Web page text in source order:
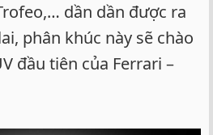
dần dần được ra
phân khúc này sẽ chào
đầu tiên của Ferrari –